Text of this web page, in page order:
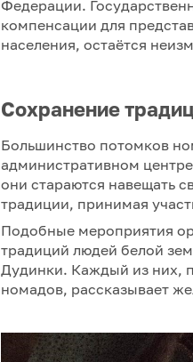
Федерации.
компенсации для
населения, остаётся
Сохранение
Большинство потомков
административном
они стараются навещать
традиции, принимая
Подобные мероприятия
традиций людей белой
Дудинки. Каждый из них,
номадов, рассказывает